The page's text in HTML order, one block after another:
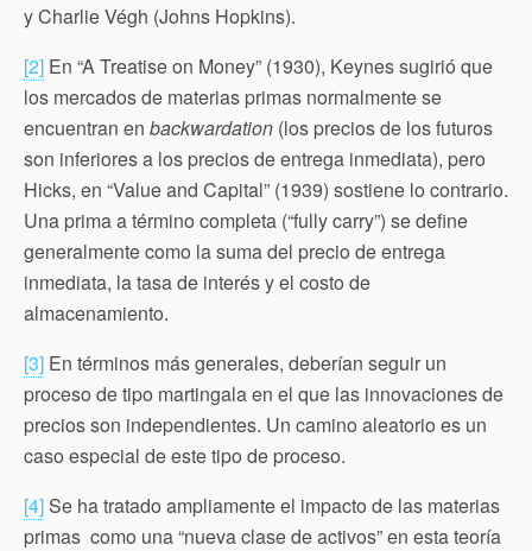
y Charlie Végh (Johns Hopkins).
[2] En “A Treatise on Money” (1930), Keynes sugirió que
los mercados de materias primas normalmente se
encuentran en backwardation (los precios de los futuros
son inferiores a los precios de entrega inmediata), pero
Hicks, en “Value and Capital” (1939) sostiene lo contrario.
Una prima a término completa (“fully carry”) se define
generalmente como la suma del precio de entrega
inmediata, la tasa de interés y el costo de
almacenamiento.
[3] En términos más generales, deberían seguir un
proceso de tipo martingala en el que las innovaciones de
precios son independientes. Un camino aleatorio es un
caso especial de este tipo de proceso.
[4] Se ha tratado ampliamente el impacto de las materias
primas como una “nueva clase de activos” en esta teoría